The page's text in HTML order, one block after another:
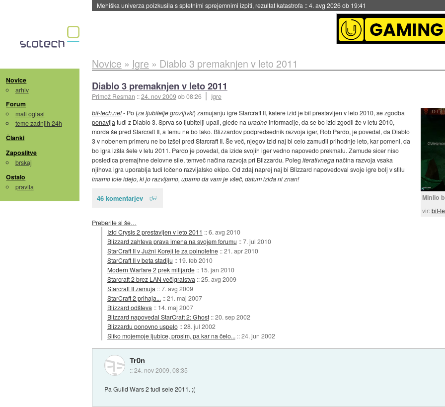
Evropska vesoljska agencija razvija svojo raketo za večkratno uporabo::4. avg 2026 ob 19:41
Novice
arhiv
Forum
mali oglasi
teme zadnjih 24h
Članki
Zaposlitve
brskaj
Ostalo
pravila
Novice » Igre » Diablo 3 premaknjen v leto 2011
Diablo 3 premaknjen v leto 2011
Primož Resman ::24. nov 2009ob 08:26 Igre
Minilo
vir:bit-
bit-tech.net- Po (za ljubitelje grozljivki) zamujanju igre Starcraft II, katere izid je bil prestavljen v leto 2010, se zgodba
ponavlja tudi z Diablo 3. Sprva so ljubitelji upali, glede na uradneinformacije, da se bo izid zgodil že v letu 2010,
morda še pred Starcraft II, a temu ne bo tako. Blizzardov podpredsednik razvoja iger, Rob Pardo, je povedal, da Diablo
3 v nobenem primeru ne bo izšel pred Starcraft II. Še več, njegov izid naj bi celo zamudil prihodnje leto, kar pomeni, da
bo igra izšla šele v letu 2011. Pardo je povedal, da izide svojih iger vedno napovedo prekmalu. Zamude sicer niso
posledica premajhne delovne sile, temveč načina razvoja pri Blizzardu. Poleg iterativneganačina razvoja vsaka
njihova igra uporablja tudi ločeno razvijalsko ekipo. Od zdaj naprej naj bi Blizzard napovedoval svoje igre bolj v stilu
imamo tole idejo, ki jo razvijamo, upamo da vam je všeč, datum izida ni znan!
46 komentarjev
Preberite si še…
Izid Crysis 2 prestavljen v leto 2011 ::6. avg 2010
Blizzard zahteva prava imena na svojem forumu ::7. jul 2010
StarCraft II v Južni Koreji le za polnoletne ::21. apr 2010
StarCraft II v beta stadiju :: 19. feb 2010
Modern Warfare 2 prek milijarde :: 15. jan 2010
Starcraft 2 brez LAN večigralstva ::25. avg 2009
Starcraft II zamuja ::7. avg 2009
StarCraft 2 prihaja... ::21. maj 2007
Blizzard odšteva :: 14. maj 2007
Blizzard napovedal StarCraft 2: Ghost ::20. sep 2002
Blizzardu ponovno uspelo ::28. jul 2002
Sliko mojemoje ljubice, prosim, pa kar na čelo... ::24. jun 2002
Tr0n
::24. nov 2009, 08:35
Pa Guild Wars 2 tudi sele 2011. ;(